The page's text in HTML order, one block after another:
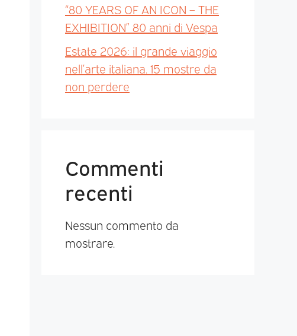
“80 YEARS OF AN ICON – THE
EXHIBITION” 80 anni di Vespa
Estate 2026: il grande viaggio
nell’arte italiana. 15 mostre da
non perdere
Commenti
recenti
Nessun commento da
mostrare.